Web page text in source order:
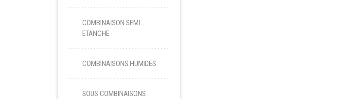
COMBINAISON SEMI
ETANCHE
COMBINAISONS HUMIDES
SOUS COMBINAISONS